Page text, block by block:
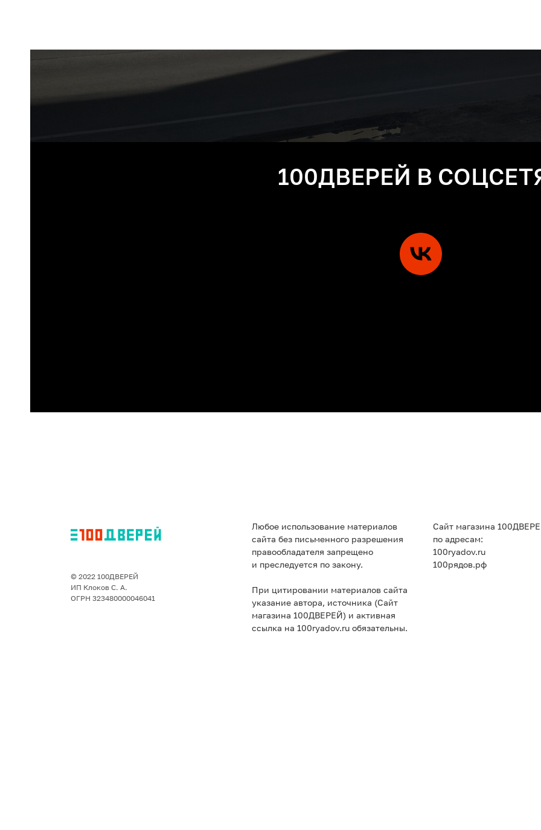
100ДВЕРЕЙ В
© 2022 100ДВЕРЕЙ
ИП Клоков С. А.
ОГРН 323480000046041
Любое использование материалов
сайта без письменного разрешения
правообладателя запрещено
и преследуется по закону.
При цитировании материалов сайта
указание автора, источника (Сайт
магазина 100ДВЕРЕЙ) и активная
ссылка на 100ryadov.ru обязательны.
Сайт магазина
по адресам:
100ryadov.ru
100рядов.рф